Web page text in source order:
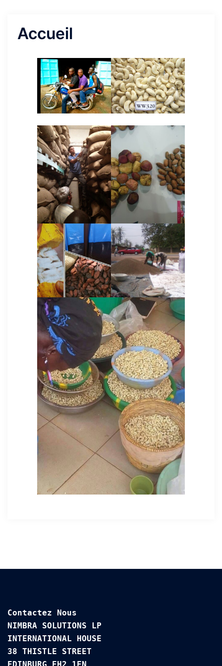
Accueil
Contactez Nous
NIMBRA SOLUTIONS LP
INTERNATIONAL HOUSE
38 THISTLE STREET
EDINBURG EH2 1EN